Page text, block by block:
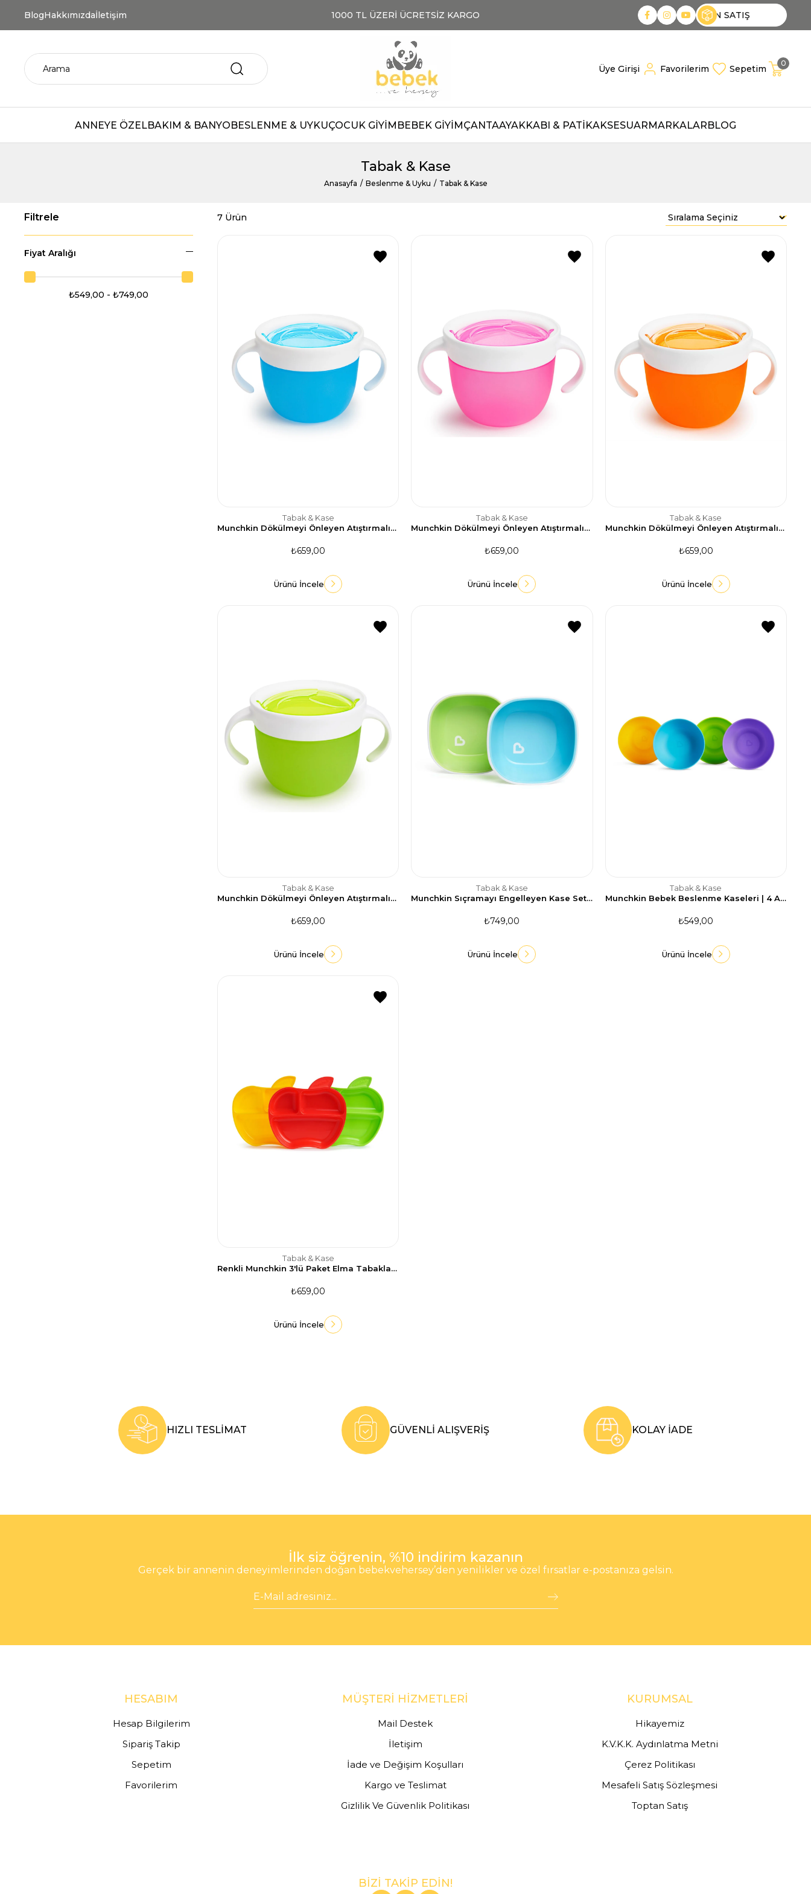
BlogHakkımızdaİletişim 1000 TL ÜZERİ ÜCRETSİZ KARGO
TOPTAN SATIŞ TOPTAN SATIŞ TOPTAN SATIŞ
Üye Girişi Favorilerim Sepetim
0
ANNEYE ÖZELBAKIM & BANYOBESLENME & UYKUÇOCUK GİYİM BEBEK GİYİMÇANTAAYAKKABI & PATİKAKSESUARMARKALARBLOG
Tabak & Kase
Anasayfa Beslenme & Uyku Tabak & Kase
Fiyat Aralığı
₺549,00 - ₺749,00
7 Ürün
Tabak & Kase
Munchkin Dökülmeyi Önleyen Atıştırmalık Kabı, 266ml, 12ay , Mavi, 1 Adet
₺659,00
Ürünü İncele
Tabak & Kase
Munchkin Dökülmeyi Önleyen Atıştırmalık Kabı, 266ml, 12ay , Pembe, 1 Adet
₺659,00
Ürünü İncele
Tabak & Kase
Munchkin Dökülmeyi Önleyen Atıştırmalık Kabı, 266ml, 12ay , Turuncu, 1 Adet
₺659,00
Ürünü İncele
Tabak & Kase
Munchkin Dökülmeyi Önleyen Atıştırmalık Kabı, 266ml, 12ay , Yeşil, 1 Adet
₺659,00
Ürünü İncele
Tabak & Kase
Munchkin Sıçramayı Engelleyen Kase Seti | 6 Ay+ | 2 Adet | Yeşil/Mavi | Kaymaz Taban | BPA İçermez
₺749,00
Ürünü İncele
Tabak & Kase
Munchkin Bebek Beslenme Kaseleri | 4 Adet | 6 Ay+ | Renkli | BPA İçermez
₺549,00
Ürünü İncele
Tabak & Kase
Renkli Munchkin 3'lü Paket Elma Tabaklar - 6 Ay
₺659,00
Ürünü İncele
HIZLI TESLİMAT GÜVENLİ ALIŞVERİŞ KOLAY İADE
İlk siz öğrenin, %10 indirim kazanın
Gerçek bir annenin deneyimlerinden doğan bebekvehersey’den yenilikler ve özel fırsatlar e-postanıza gelsin.
HESABIM
Hesap Bilgilerim
Sipariş Takip
Sepetim
Favorilerim
MÜŞTERİ HİZMETLERİ
Mail Destek
İletişim
İade ve Değişim Koşulları
Kargo ve Teslimat
Gizlilik Ve Güvenlik Politikası
KURUMSAL
Hikayemiz
K.V.K.K. Aydınlatma Metni
Çerez Politikası
Mesafeli Satış Sözleşmesi
Toptan Satış
BİZİ TAKİP EDİN!